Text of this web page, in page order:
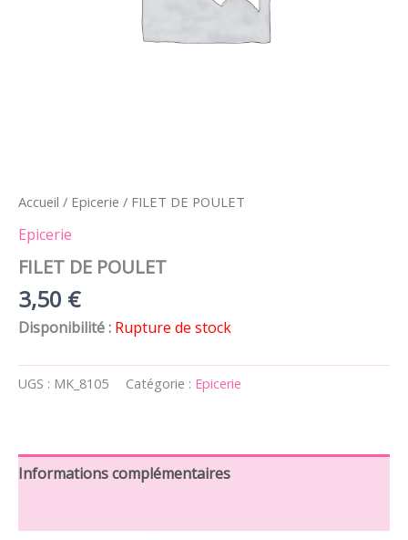
Accueil / Epicerie / FILET DE POULET
Epicerie
FILET DE POULET
3,50 €
Disponibilité : Rupture de stock
UGS : MK_8105 Catégorie : Epicerie
Informations complémentaires